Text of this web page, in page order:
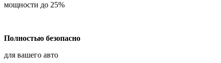
мощности до 25%
Полностью безопасно
для вашего авто